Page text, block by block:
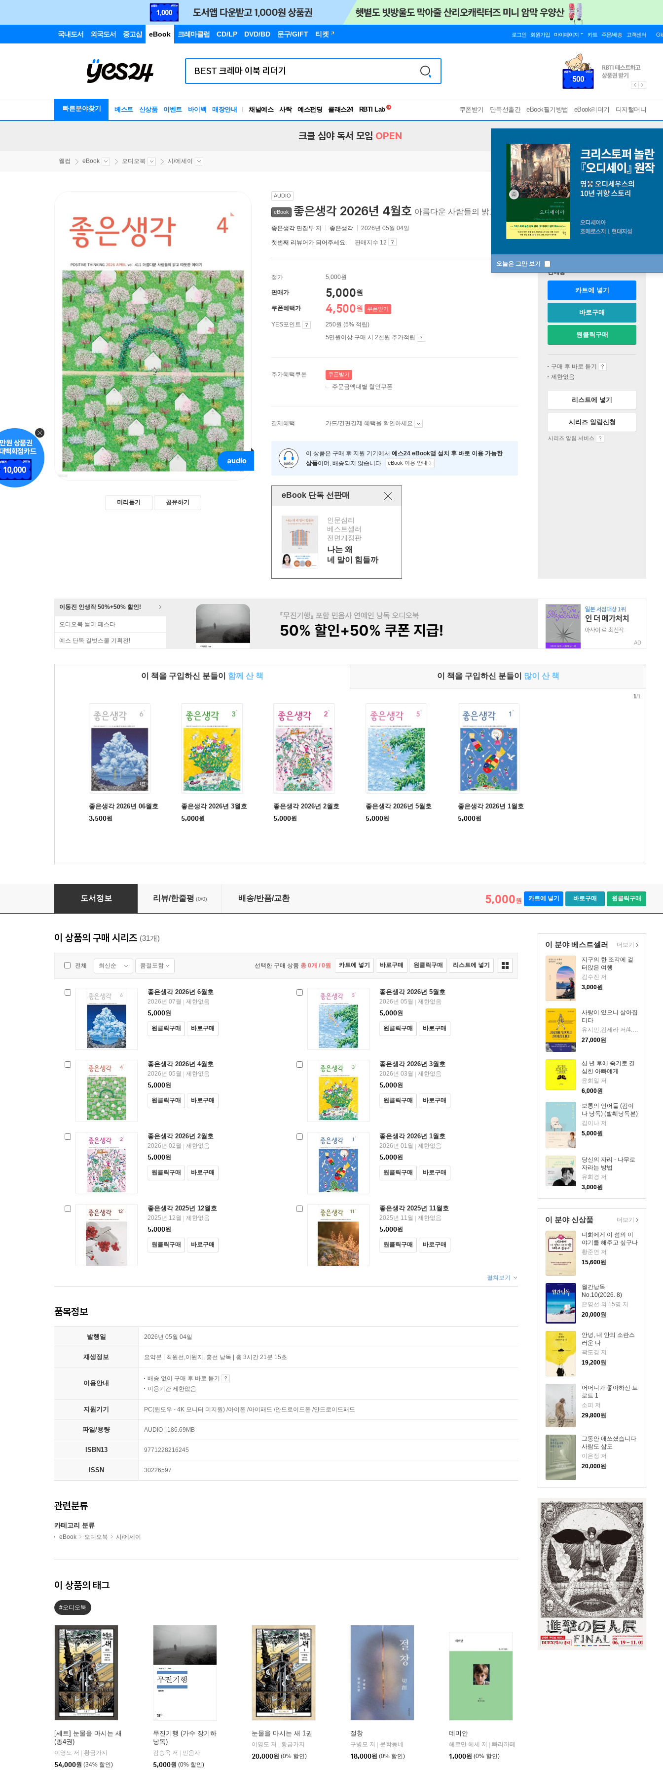
국내도서 외국도서 중고샵 eBook 크레마클럽 CD/LP DVD/BD 문구/GIFT 티켓 로그인 회원가입 마이페이지 카트 주문/배송 고객센터
빠른분야찾기 베스트 신상품 이벤트 바이백 매장안내 채널예스 사락 예스펀딩 클래스24
독서유형검사
쿠폰받기 단독선출간 eBook필기방법 eBook리더기 디지털머니
오늘은 그만 보기
크클 심야 독서 모임 OPEN
웰컴 eBook 오디오북 시/에세이
미리듣기 공유하기
AUDIO
eBook 좋은생각 2026년 4월호 아름다운 사람들의 밝고 따뜻한 이야기[ mp3 ]
좋은생각 편집부 저 좋은생각 2026년 05월 04일
첫번째 리뷰어가 되어주세요. 판매지수 12
정가 5,000원
판매가 5,000원
쿠폰혜택가 4,500원 쿠폰받기
YES포인트
250원 (5% 적립)
5만원이상 구매 시 2천원 추가적립
추가혜택쿠폰 쿠폰받기
주문금액대별 할인쿠폰
결제혜택 카드/간편결제 혜택을 확인하세요
이 상품은 구매 후 지원 기기에서 예스24 eBook앱 설치 후 바로 이용 가능한
상품이며, 배송되지 않습니다. eBook 이용 안내
eBook 단독 선판매
인문심리
베스트셀러
전면개정판
나는 왜
네 말이 힘들까
판매중
카트에 넣기
바로구매
원클릭구매
구매 후 바로 듣기
제한없음
리스트에 넣기
시리즈 알림신청
시리즈 알림 서비스
이동진 인생작 50%+50% 할인!
오디오북 썸머 페스타
예스 단독 길벗스쿨 기획전! AD
이 책을 구입하신 분들이 함께 산 책 이 책을 구입하신 분들이 많이 산 책
좋은생각 2026년 06월호
3,500원
좋은생각 2026년 3월호
5,000원
좋은생각 2026년 2월호
5,000원
좋은생각 2026년 5월호
5,000원
좋은생각 2026년 1월호
5,000원
1/1
좋은생각 2026년 4월호
도서정보 리뷰/한줄평 (0/0) 배송/반품/교환 5,000원 카트에 넣기 바로구매 원클릭구매
이 분야 베스트셀러
지구의 한 조각에 걸
터앉은 여행
김수진 저
3,000원
사랑이 있으니 살아집
디다
유시민,김세라 저/4.9통일평화재단 편
27,000원
십 년 후에 죽기로 결
심한 아빠에게
윤희일 저
6,000원
보통의 언어들 (김이
나 낭독) (발췌낭독본)
김이나 저
5,000원
당신의 자리 - 나무로
자라는 방법
유희경 저
3,000원
더보기
이 분야 신상품
너희에게 이 섬의 이
야기를 해주고 싶구나
황준연 저
15,600원
월간낭독
No.10(2026. 8)
은영선 외 15명 저
20,000원
안녕, 내 안의 소란스
러운 나
곽도경 저
19,200원
어머니가 좋아하신 트
로트 1
소피 저
29,800원
그동안 애쓰셨습니다
사람도 삶도
이은정 저
20,000원
더보기
이 상품의 구매 시리즈 (31개)
전체 최신순 품절포함 선택한 구매 상품 총 0개 / 0원 카트에 넣기 바로구매 원클릭구매 리스트에 넣기
좋은생각 2026년 6월호
2026년 07월 | 제한없음
5,000원
원클릭구매 바로구매
좋은생각 2026년 5월호
2026년 05월 | 제한없음
5,000원
원클릭구매 바로구매
좋은생각 2026년 4월호
2026년 05월 | 제한없음
5,000원
원클릭구매 바로구매
좋은생각 2026년 3월호
2026년 03월 | 제한없음
5,000원
원클릭구매 바로구매
좋은생각 2026년 2월호
2026년 02월 | 제한없음
5,000원
원클릭구매 바로구매
좋은생각 2026년 1월호
2026년 01월 | 제한없음
5,000원
원클릭구매 바로구매
좋은생각 2025년 12월호
2025년 12월 | 제한없음
5,000원
원클릭구매 바로구매
좋은생각 2025년 11월호
2025년 11월 | 제한없음
5,000원
원클릭구매 바로구매
펼쳐보기
품목정보
발행일 2026년 05월 04일
재생정보 요약본 | 최원선,이원지, 홍선 낭독 | 총 3시간 21분 15초
이용안내
배송 없이 구매 후 바로 듣기
이용기간 제한없음
지원기기 PC(윈도우 - 4K 모니터 미지원) /아이폰 /아이패드 /안드로이드폰 /안드로이드패드
파일/용량 AUDIO | 186.69MB
ISBN13 9771228216245
ISSN 30226597
관련분류
카테고리 분류
eBook 오디오북 시/에세이
이 상품의 태그
#오디오북
[세트] 눈물을 마시는 새
(총4권)
이영도 저 | 황금가지
54,000원 (34% 할인)
무진기행 (가수 장기하
낭독)
김승옥 저 | 민음사
5,000원 (0% 할인)
눈물을 마시는 새 1권
이영도 저 | 황금가지
20,000원 (0% 할인)
절창
구병모 저 | 문학동네
18,000원 (0% 할인)
데미안
헤르만 헤세 저 | 빠리까페
1,000원 (0% 할인)